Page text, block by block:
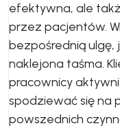
efektywna, ale
przez pacjentów.
bezpośrednią ulgę,
naklejona taśma.
pracownicy
spodziewać się na
powszednich